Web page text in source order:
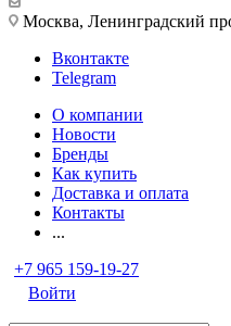
Москва, Ленинградский
Вконтакте
Telegram
О компании
Новости
Бренды
Как купить
Доставка и оплата
Контакты
...
+7 965 159-19-27
Войти